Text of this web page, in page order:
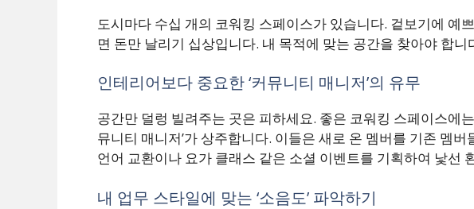
도시마다 수십 개의 코워킹 스페이스가 있습니다. 겉보기에 예
면 돈만 날리기 십상입니다. 내 목적에 맞는 공간을 찾아야 합니
인테리어보다 중요한 ‘커뮤니티 매니저’의 유무
공간만 덜렁 빌려주는 곳은 피하세요. 좋은 코워킹 스페이스에
뮤니티 매니저’가 상주합니다. 이들은 새로 온 멤버를 기존 멤
언어 교환이나 요가 클래스 같은 소셜 이벤트를 기획하여 낯선
내 업무 스타일에 맞는 ‘소음도’ 파악하기